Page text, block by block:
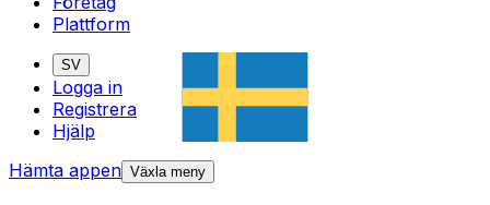
Plattform
SV
Logga in
Registrera
Hjälp
Hämta appen Växla meny